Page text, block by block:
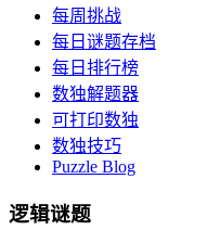
每周挑战
每日谜题存档
每日排行榜
数独解题器
可打印数独
数独技巧
Puzzle Blog
逻辑谜题